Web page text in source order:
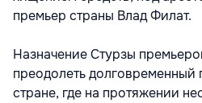
премьер страны Влад Филат.
Назначение Стурзы
преодолеть долговременный
стране, где на протяжении